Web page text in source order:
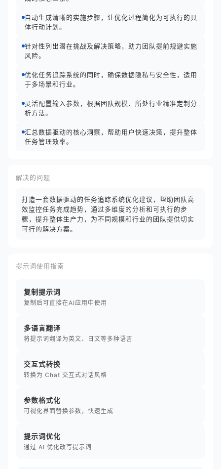
自动生成清晰的实施步骤，让优化过程简化为可执行的具
体行动计划。
针对性列出潜在挑战及解决策略，助力团队提前规避实施
风险。
优化任务追踪系统的同时，确保数据隐私与安全性，适用
于多场景和行业。
灵活配置输入参数，根据团队规模、所处行业精准定制分
析方法。
汇总数据驱动的核心洞察，帮助用户快速决策，提升整体
任务管理效率。
解决的问题
打造一套数据驱动的任务追踪系统优化建议，帮助团队高
效监控任务完成趋势，通过多维度的分析和可执行的步
骤，提升整体生产力，为不同规模和行业的团队提供切实
可行的解决方案。
提示词使用指南
复制提示词
复制后可直接在AI应用中使用
多语言翻译
将提示词翻译为英文、日文等多种语言
交互式转换
转换为 Chat 交互式对话风格
参数格式化
可视化界面替换参数，快速生成
提示词优化
通过 AI 优化改写提示词